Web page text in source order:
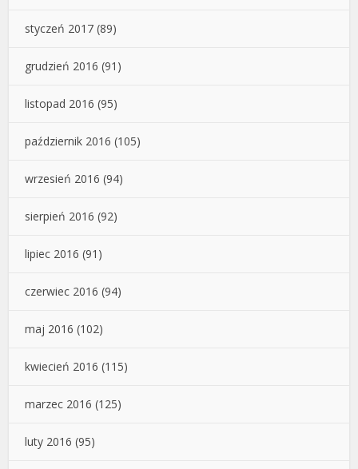
styczeń 2017 (89)
grudzień 2016 (91)
listopad 2016 (95)
październik 2016 (105)
wrzesień 2016 (94)
sierpień 2016 (92)
lipiec 2016 (91)
czerwiec 2016 (94)
maj 2016 (102)
kwiecień 2016 (115)
marzec 2016 (125)
luty 2016 (95)